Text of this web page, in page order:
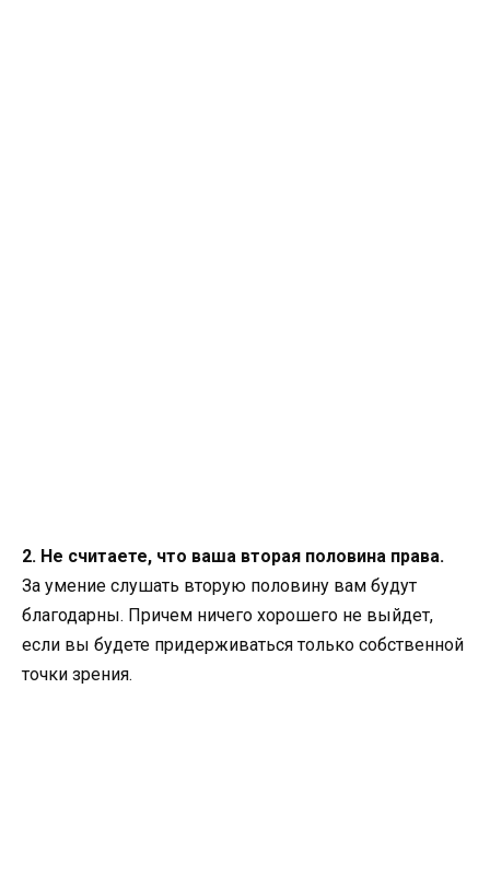
2. Не считаете, что ваша вторая половина права.
За умение слушать вторую половину вам будут
благодарны. Причем ничего хорошего не выйдет,
если вы будете придерживаться только собственной
точки зрения.